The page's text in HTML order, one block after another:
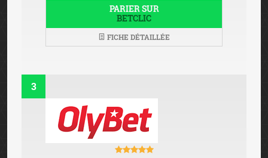
PARIER SUR
BETCLIC
FICHE DÉTAILLÉE
3